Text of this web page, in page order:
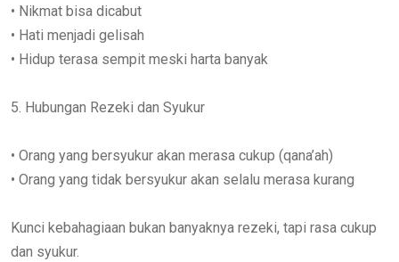
• Nikmat bisa dicabut
• Hati menjadi gelisah
• Hidup terasa sempit meski harta banyak
5. Hubungan Rezeki dan Syukur
• Orang yang bersyukur akan merasa cukup (qana’ah)
• Orang yang tidak bersyukur akan selalu merasa kurang
Kunci kebahagiaan bukan banyaknya rezeki, tapi rasa cukup
dan syukur.